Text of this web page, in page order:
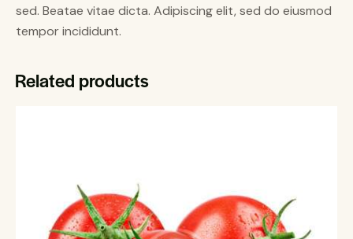
sed. Beatae vitae dicta. Adipiscing elit, sed do eiusmod
tempor incididunt.
Related products